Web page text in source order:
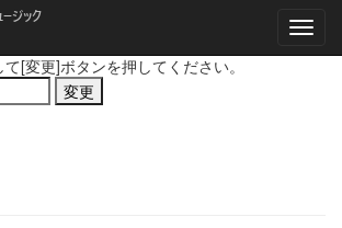
[変更]ボタンを押してください。